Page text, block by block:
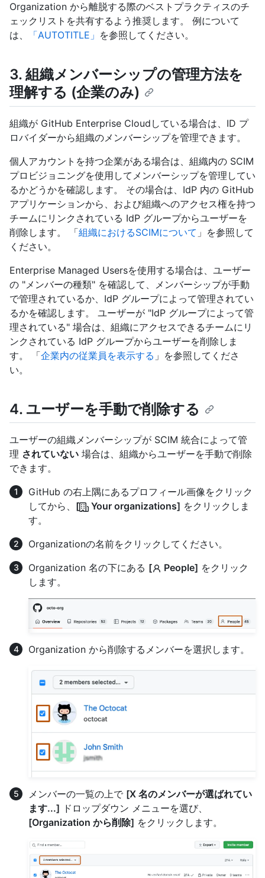
Organization から離脱する際のベストプラクティスのチ
ェックリストを共有するよう推奨します。 例について
は、
「AUTOTITLE」 を参照してください。
3. 組織メンバーシップの管理方法を
理解する (企業のみ)
組織が GitHub Enterprise Cloudしている場合は、ID プ
ロバイダーから組織のメンバーシップを管理できます。
個人アカウントを持つ企業がある場合は、組織内の SCIM
プロビジョニングを使用してメンバーシップを管理してい
るかどうかを確認します。 その場合は、IdP 内の GitHub
アプリケーションから、および組織へのアクセス権を持つ
チームにリンクされている IdP グループからユーザーを
削除します。 「組織におけるSCIMについて 」を参照して
ください。
Enterprise Managed Usersを使用する場合は、ユーザー
の "メンバーの種類" を確認して、メンバーシップが手動
で管理されているか、IdP グループによって管理されてい
るかを確認します。 ユーザーが "IdP グループによって管
理されている" 場合は、組織にアクセスできるチームにリ
ンクされている IdP グループからユーザーを削除しま
す。 「企業内の従業員を表示する 」を参照してくださ
い。
4. ユーザーを手動で削除する
ユーザーの組織メンバーシップが SCIM 統合によって管
理 されていない 場合は、組織からユーザーを手動で削除
できます。
GitHub の右上隅にあるプロフィール画像をクリック
してから、 [ Your organizations] をクリックしま
す。
Organizationの名前をクリックしてください。
Organization 名の下にある [ People] をクリック
します。
Organization から削除するメンバーを選択します。
メンバーの一覧の上で [X 名のメンバーが選ばれてい
ます...] ドロップダウン メニューを選び、
[Organization から削除] をクリックします。